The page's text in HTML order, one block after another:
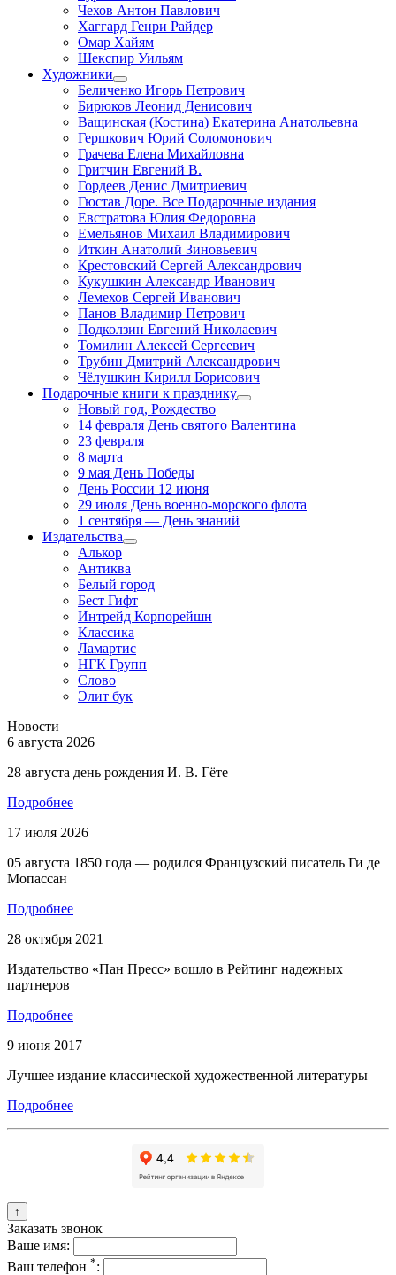
Чехов Антон Павлович
Хаггард Генри Райдер
Омар Хайям
Шекспир Уильям
Художники
Беличенко Игорь Петрович
Бирюков Леонид Денисович
Ващинская (Костина) Екатерина Анатольевна
Гершкович Юрий Соломонович
Грачева Елена Михайловна
Гритчин Евгений В.
Гордеев Денис Дмитриевич
Гюстав Доре. Все Подарочные издания
Евстратова Юлия Федоровна
Емельянов Михаил Владимирович
Иткин Анатолий Зиновьевич
Крестовский Сергей Александрович
Кукушкин Александр Иванович
Лемехов Сергей Иванович
Панов Владимир Петрович
Подколзин Евгений Николаевич
Томилин Алексей Сергеевич
Трубин Дмитрий Александрович
Чёлушкин Кирилл Борисович
Подарочные книги к празднику
Новый год, Рождество
14 февраля День святого Валентина
23 февраля
8 марта
9 мая День Победы
День России 12 июня
29 июля День военно-морского флота
1 сентября — День знаний
Издательства
Алькор
Антиква
Белый город
Бест Гифт
Интрейд Корпорейшн
Классика
Ламартис
НГК Групп
Слово
Элит бук
Новости
6 августа 2026
28 августа день рождения И. В. Гёте
Подробнее
17 июля 2026
05 августа 1850 года — родился Французский писатель Ги де
Мопассан
Подробнее
28 октября 2021
Издательство «Пан Пресс» вошло в Рейтинг надежных
партнеров
Подробнее
9 июня 2017
Лучшее издание классической художественной литературы
Подробнее
↑
Заказать звонок
Ваше имя:
Ваш телефон *: